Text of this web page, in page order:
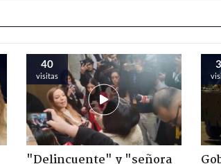
40
visitas
"Delincuente" y "señora